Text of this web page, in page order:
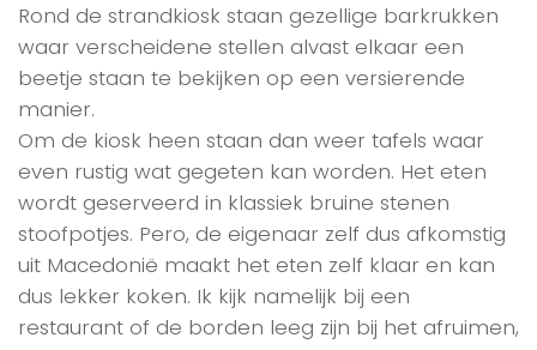
Rond de strandkiosk staan gezellige barkrukken
waar verscheidene stellen alvast elkaar een
beetje staan te bekijken op een versierende
manier.
Om de kiosk heen staan dan weer tafels waar
even rustig wat gegeten kan worden. Het eten
wordt geserveerd in klassiek bruine stenen
stoofpotjes. Pero, de eigenaar zelf dus afkomstig
uit Macedonië maakt het eten zelf klaar en kan
dus lekker koken. Ik kijk namelijk bij een
restaurant of de borden leeg zijn bij het afruimen,